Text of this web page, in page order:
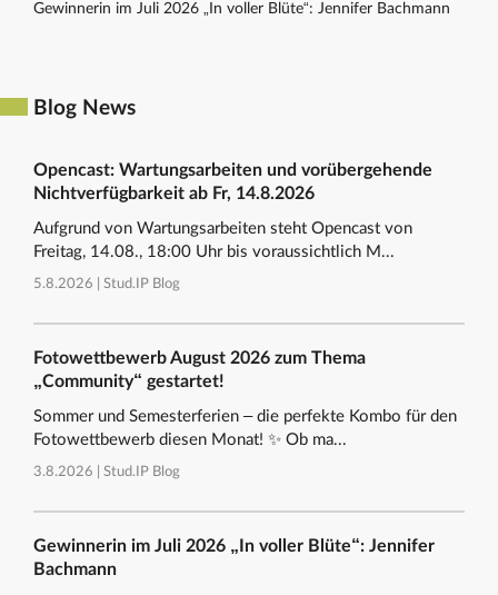
Gewinnerin im Juli 2026 „In voller Blüte“: Jennifer Bachmann
Blog News
Opencast: Wartungsarbeiten und vorübergehende
Nichtverfügbarkeit ab Fr, 14.8.2026
Aufgrund von Wartungsarbeiten steht Opencast von
Freitag, 14.08., 18:00 Uhr bis voraussichtlich M...
5.8.2026 | Stud.IP Blog
Fotowettbewerb August 2026 zum Thema
„Community“ gestartet!
Sommer und Semesterferien – die perfekte Kombo für den
Fotowettbewerb diesen Monat! ✨ Ob ma...
3.8.2026 | Stud.IP Blog
Gewinnerin im Juli 2026 „In voller Blüte“: Jennifer
Bachmann